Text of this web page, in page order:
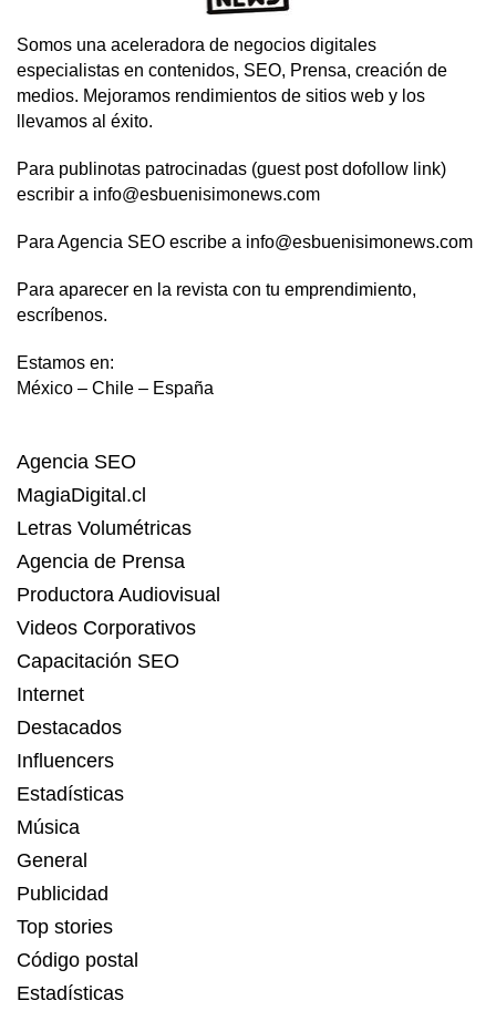
Somos una aceleradora de negocios digitales
especialistas en contenidos, SEO, Prensa, creación de
medios. Mejoramos rendimientos de sitios web y los
llevamos al éxito.
Para publinotas patrocinadas (guest post dofollow link)
escribir a info@esbuenisimonews.com
Para Agencia SEO escribe a info@esbuenisimonews.com
Para aparecer en la revista con tu emprendimiento,
escríbenos.
Estamos en:
México – Chile – España
Agencia SEO
MagiaDigital.cl
Letras Volumétricas
Agencia de Prensa
Productora Audiovisual
Videos Corporativos
Capacitación SEO
Internet
Destacados
Influencers
Estadísticas
Música
General
Publicidad
Top stories
Código postal
Estadísticas